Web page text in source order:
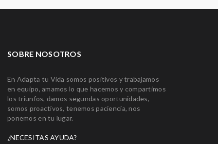
SOBRE NOSOTROS
En Adapta tu Vida somos positivos y trabajamos
en equipo, amamos lo que hacemos y compartimos
los triunfos, damos segundas oportunidades,
somos proactivos, tenemos paciencia, nos
ponemos en tu lugar.
¿NECESITAS AYUDA?